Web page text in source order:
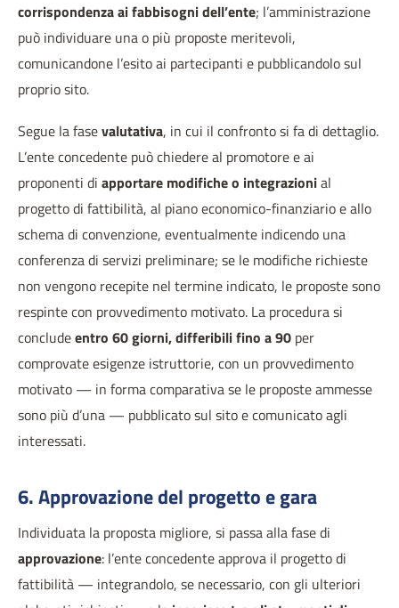
corrispondenza ai fabbisogni dell’ente; l’amministrazione
può individuare una o più proposte meritevoli,
comunicandone l’esito ai partecipanti e pubblicandolo sul
proprio sito.
Segue la fasevalutativa, in cui il confronto si fa di dettaglio.
L’ente concedente può chiedere al promotore e ai
proponenti di apportare modifiche o integrazionial
progetto di fattibilità, al piano economico-finanziario e allo
schema di convenzione, eventualmente indicendo una
conferenza di servizi preliminare; se le modifiche richieste
non vengono recepite nel termine indicato, le proposte sono
respinte con provvedimento motivato. La procedura si
concludeentro 60 giorni, differibili fino a 90 per
comprovate esigenze istruttorie, con un provvedimento
motivato — in forma comparativa se le proposte ammesse
sono più d’una — pubblicato sul sito e comunicato agli
interessati.
6. Approvazione del progetto e gara
Individuata la proposta migliore, si passa alla fase di
approvazione: l’ente concedente approva il progetto di
fattibilità — integrandolo, se necessario, con gli ulteriori